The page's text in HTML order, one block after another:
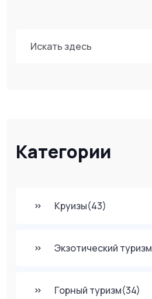
Категории
Круизы(43)
Экзотический туризм
Горный туризм(34)